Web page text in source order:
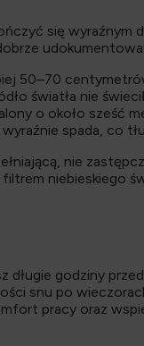
się wyraźnym
50–70
światła nie
o około sześć
spada, co
nie
niebieskiego
godziny
snu po
pracy oraz